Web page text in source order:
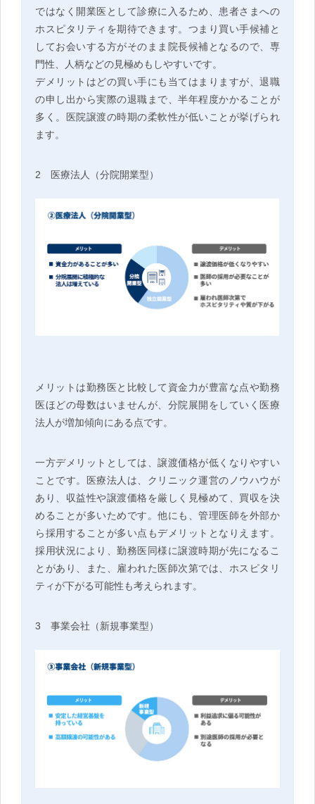
ではなく開業医として診療に入るため、患者さまへの
ホスピタリティを期待できます。つまり買い手候補と
してお会いする方がそのまま院長候補となるので、専
門性、人柄などの見極めもしやすいです。
デメリットはどの買い手にも当てはまりますが、退職
の申し出から実際の退職まで、半年程度かかることが
多く。医院譲渡の時期の柔軟性が低いことが挙げられ
ます。
2 医療法人（分院開業型）
メリットは勤務医と比較して資金力が豊富な点や勤務
医ほどの母数はいませんが、分院展開をしていく医療
法人が増加傾向にある点です。
一方デメリットとしては、譲渡価格が低くなりやすい
ことです。医療法人は、クリニック運営のノウハウが
あり、収益性や譲渡価格を厳しく見極めて、買収を決
めることが多いためです。他にも、管理医師を外部か
ら採用することが多い点もデメリットとなりえます。
採用状況により、勤務医同様に譲渡時期が先になるこ
とがあり、また、雇われた医師次第では、ホスピタリ
ティが下がる可能性も考えられます。
3 事業会社（新規事業型）